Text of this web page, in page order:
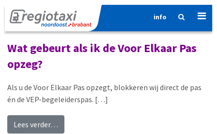
info
Categorie:Voor Elkaar Pas
Wat gebeurt als ik de Voor Elkaar Pas
opzeg?
Als u de Voor Elkaar Pas opzegt, blokkeren wij direct de pas
én de VEP-begeleiderspas. […]
Lees verder…